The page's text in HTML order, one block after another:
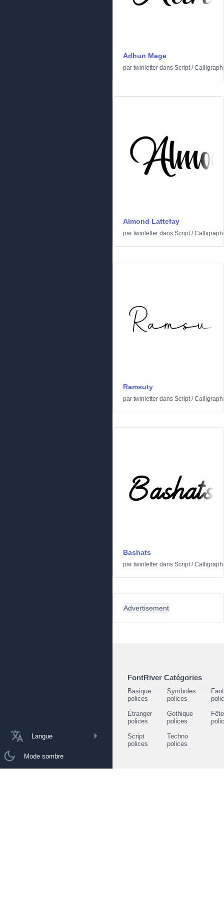
Langue
Mode sombre
Adhun Mage
par twinletter dans Script/
Almond Lattefay
par twinletter dans Script/
Ramsuty
par twinletter dans Script/
Bashats
par twinletter dans Script/
Advertisement
FontRiver Catégories
Basique
polices
Symboles
polices
Étranger
polices
Gothique
polices
Script
polices
Techno
polices